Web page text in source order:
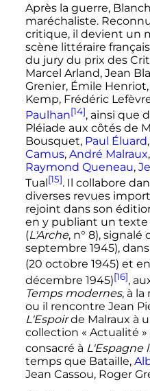
Après la guerre,
maréchaliste.
critique, il devient un
scène littéraire
du jury du prix des
Marcel Arland, Jean
Grenier, Émile
Kemp, Frédéric
Paulhan[14], ainsi que
Pléiade aux côtés de
Bousquet, Paul Éluard
Camus, André Malraux,
Raymond Queneau,
Tual [15]. Il collabore
diverses revues
rejoint dans son
en y publiant un texte
(L'Arche, n° 8), signalé
septembre 1945), dans
(20 octobre 1945) et
décembre 1945)[16],
Temps modernes, à
ou il rencontre Jean
L'Espoirde Malraux à
collection « Actualité
consacré à L'Espagne
temps que Bataille,
Jean Cassou, Roger